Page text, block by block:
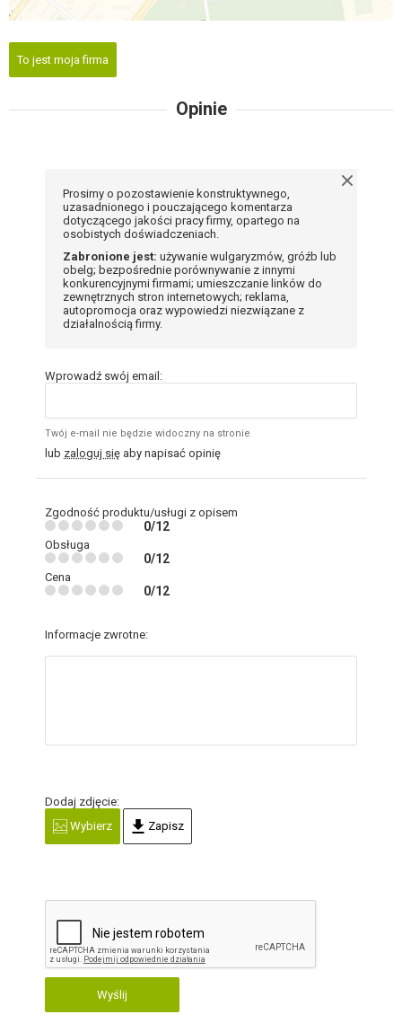
To jest moja firma
Opinie
Prosimy o pozostawienie konstruktywnego,
uzasadnionego i pouczającego komentarza
dotyczącego jakości pracy firmy, opartego na
osobistych doświadczeniach.
Zabronione jest: używanie wulgaryzmów, gróźb lub
obelg; bezpośrednie porównywanie z innymi
konkurencyjnymi firmami; umieszczanie linków do
zewnętrznych stron internetowych; reklama,
autopromocja oraz wypowiedzi niezwiązane z
działalnością firmy.
Wprowadź swój email:
Twój e-mail nie będzie widoczny na stronie
lub zaloguj się aby napisać opinię
Zgodność produktu/usługi z opisem
0/12
Obsługa
0/12
Cena
0/12
Informacje zwrotne:
Dodaj zdjęcie:
Wybierz
Zapisz
Wyślij